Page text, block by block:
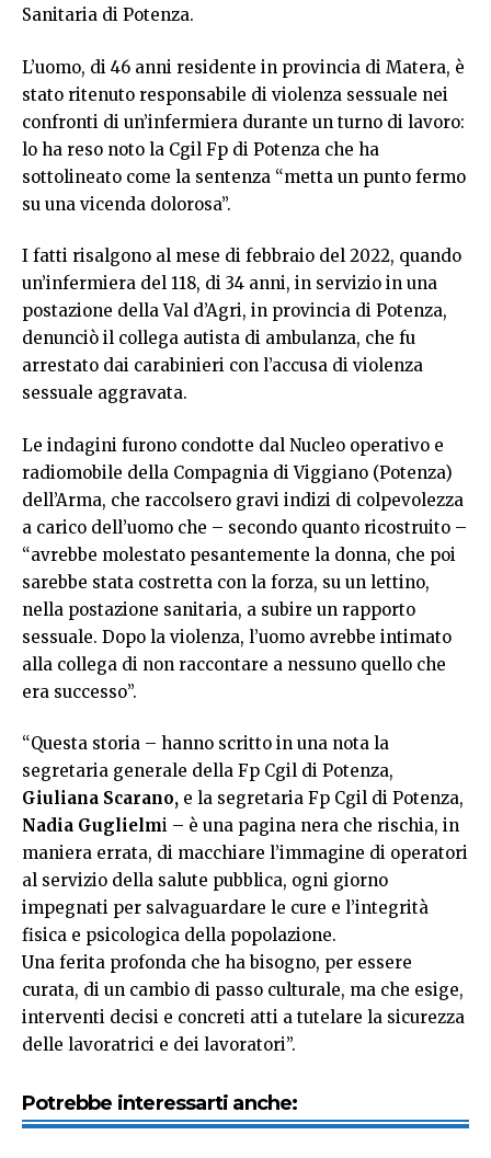
Sanitaria di Potenza.
L’uomo, di 46 anni residente in provincia di Matera, è
stato ritenuto responsabile di violenza sessuale nei
confronti di un’infermiera durante un turno di lavoro:
lo ha reso noto la Cgil Fp di Potenza che ha
sottolineato come la sentenza “metta un punto fermo
su una vicenda dolorosa”.
I fatti risalgono al mese di febbraio del 2022, quando
un’infermiera del 118, di 34 anni, in servizio in una
postazione della Val d’Agri, in provincia di Potenza,
denunciò il collega autista di ambulanza, che fu
arrestato dai carabinieri con l’accusa di violenza
sessuale aggravata.
Le indagini furono condotte dal Nucleo operativo e
radiomobile della Compagnia di Viggiano (Potenza)
dell’Arma, che raccolsero gravi indizi di colpevolezza
a carico dell’uomo che – secondo quanto ricostruito –
“avrebbe molestato pesantemente la donna, che poi
sarebbe stata costretta con la forza, su un lettino,
nella postazione sanitaria, a subire un rapporto
sessuale. Dopo la violenza, l’uomo avrebbe intimato
alla collega di non raccontare a nessuno quello che
era successo”.
“Questa storia – hanno scritto in una nota la
segretaria generale della Fp Cgil di Potenza,
Giuliana Scarano, e la segretaria Fp Cgil di Potenza,
Nadia Guglielmi – è una pagina nera che rischia, in
maniera errata, di macchiare l’immagine di operatori
al servizio della salute pubblica, ogni giorno
impegnati per salvaguardare le cure e l’integrità
fisica e psicologica della popolazione.
Una ferita profonda che ha bisogno, per essere
curata, di un cambio di passo culturale, ma che esige,
interventi decisi e concreti atti a tutelare la sicurezza
delle lavoratrici e dei lavoratori”.
Potrebbe interessarti anche: